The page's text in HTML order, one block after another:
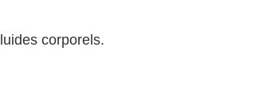
corporels.